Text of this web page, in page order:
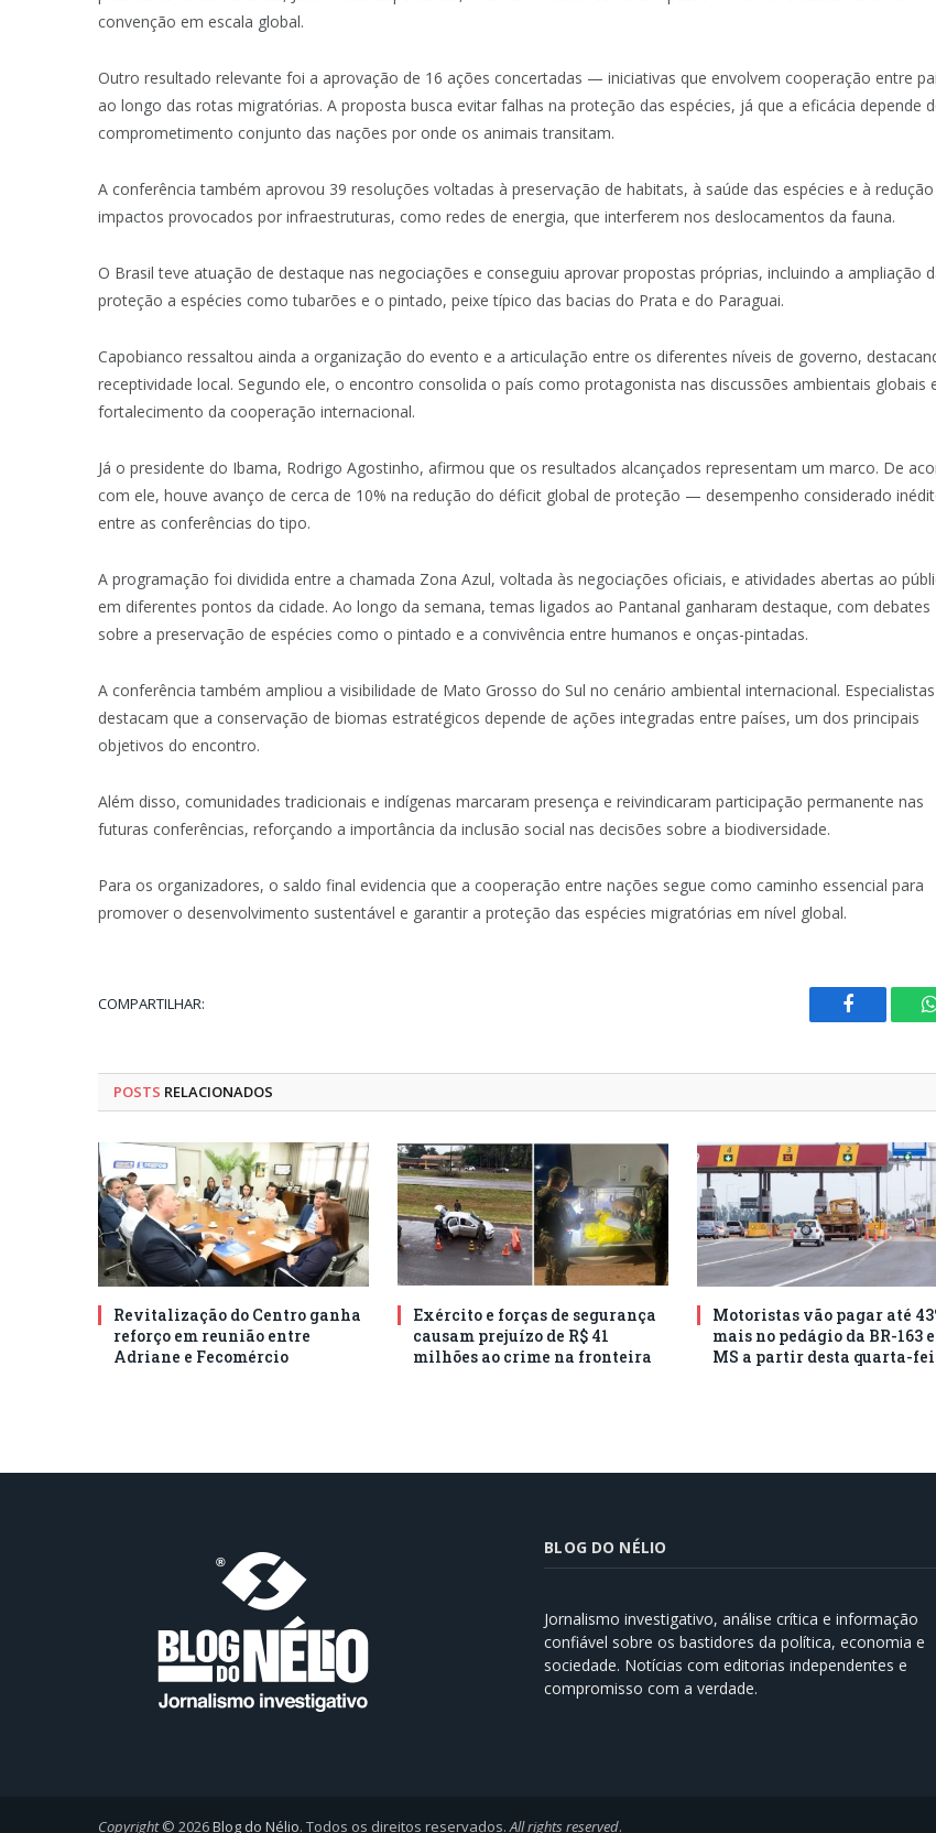
convenção em escala global.
Outro resultado relevante foi a aprovação de 16 ações concertadas — iniciativas que envolvem cooperação entre
ao longo das rotas migratórias. A proposta busca evitar falhas na proteção das espécies, já que a eficácia depende
comprometimento conjunto das nações por onde os animais transitam.
A conferência também aprovou 39 resoluções voltadas à preservação de habitats, à saúde das espécies e à
impactos provocados por infraestruturas, como redes de energia, que interferem nos deslocamentos da fauna.
O Brasil teve atuação de destaque nas negociações e conseguiu aprovar propostas próprias, incluindo a ampliação
proteção a espécies como tubarões e o pintado, peixe típico das bacias do Prata e do Paraguai.
Capobianco ressaltou ainda a organização do evento e a articulação entre os diferentes níveis de governo,
receptividade local. Segundo ele, o encontro consolida o país como protagonista nas discussões ambientais globais
fortalecimento da cooperação internacional.
Já o presidente do Ibama, Rodrigo Agostinho, afirmou que os resultados alcançados representam um marco. De
com ele, houve avanço de cerca de 10% na redução do déficit global de proteção — desempenho considerado
entre as conferências do tipo.
A programação foi dividida entre a chamada Zona Azul, voltada às negociações oficiais, e atividades abertas ao
em diferentes pontos da cidade. Ao longo da semana, temas ligados ao Pantanal ganharam destaque, com debates
sobre a preservação de espécies como o pintado e a convivência entre humanos e onças-pintadas.
A conferência também ampliou a visibilidade de Mato Grosso do Sul no cenário ambiental internacional. Especialistas
destacam que a conservação de biomas estratégicos depende de ações integradas entre países, um dos principais
objetivos do encontro.
Além disso, comunidades tradicionais e indígenas marcaram presença e reivindicaram participação permanente nas
futuras conferências, reforçando a importância da inclusão social nas decisões sobre a biodiversidade.
Para os organizadores, o saldo final evidencia que a cooperação entre nações segue como caminho essencial para
promover o desenvolvimento sustentável e garantir a proteção das espécies migratórias em nível global.
COMPARTILHAR:
Facebook
POSTS RELACIONADOS
Revitalização do Centro ganha
reforço em reunião entre
Adriane e Fecomércio
Exército e forças de segurança
causam prejuízo de R$ 41
milhões ao crime na fronteira
Motoristas vão pagar até
mais no pedágio da BR-163
MS a partir desta quarta-
BLOG DO NÉLIO
Jornalismo investigativo, análise crítica e informação
confiável sobre os bastidores da política, economia e
sociedade. Notícias com editorias independentes e
compromisso com a verdade.
Copyright© 2026Blog do Nélio. Todos os direitos reservados.All rights reserved.